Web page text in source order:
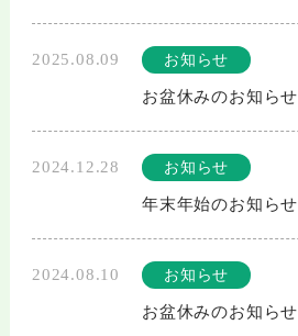
2025.08.09 お知らせ
お盆休みのお知らせ
2024.12.28 お知らせ
年末年始のお知らせ
2024.08.10 お知らせ
お盆休みのお知らせ